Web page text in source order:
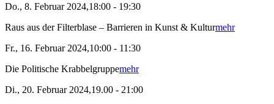
Do., 8. Februar 2024,18:00 - 19:30
Raus aus der Filterblase – Barrieren in Kunst & Kulturmehr
Fr., 16. Februar 2024,10:00 - 11:30
Die Politische Krabbelgruppemehr
Di., 20. Februar 2024,19.00 - 21:00